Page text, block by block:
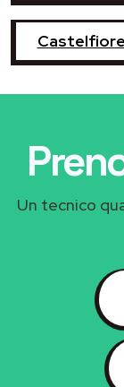
Un tecnico